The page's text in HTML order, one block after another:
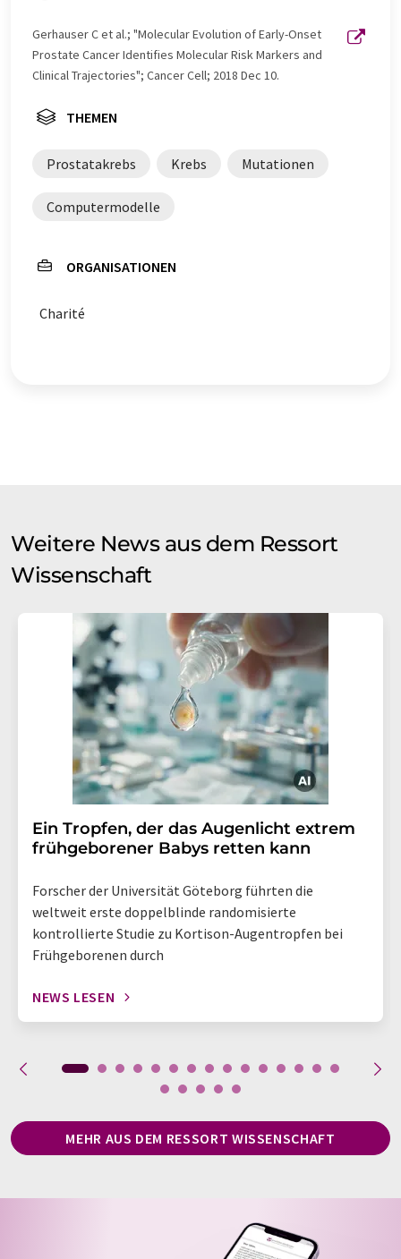
Gerhauser C et al.; "Molecular Evolution of Early-Onset
Prostate Cancer Identifies Molecular Risk Markers and
Clinical Trajectories"; Cancer Cell; 2018 Dec 10.
THEMEN
Prostatakrebs Krebs Mutationen
Computermodelle
ORGANISATIONEN
Charité
Weitere News aus dem Ressort
Wissenschaft
Ein Tropfen, der das Augenlicht extrem
frühgeborener Babys retten kann
Forscher der Universität Göteborg führten die
weltweit erste doppelblinde randomisierte
kontrollierte Studie zu Kortison-Augentropfen bei
Frühgeborenen durch
NEWS LESEN
MEHR AUS DEM RESSORT WISSENSCHAFT